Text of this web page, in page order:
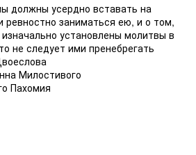
должны усердно вставать на
ревностно заниматься ею, и о том,
установлены молитвы в
не следует ими пренебрегать
Милостивого
Пахомия